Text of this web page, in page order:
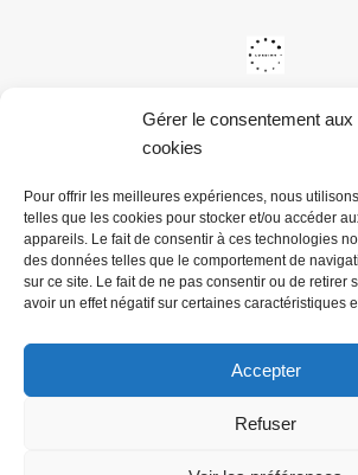
Gérer le consentement aux
cookies
Pour offrir les meilleures expériences, nous
telles que les cookies pour stocker et/ou accéder
appareils. Le fait de consentir à ces technologies
des données telles que le comportement de
sur ce site. Le fait de ne pas consentir ou de retirer
avoir un effet négatif sur certaines caractéristiques
Accepter
Refuser